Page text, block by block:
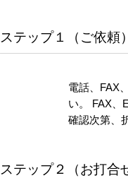
ステップ１（ご依頼）
電話、FAX
い。 FAX、
確認次第、
ステップ２（お打合